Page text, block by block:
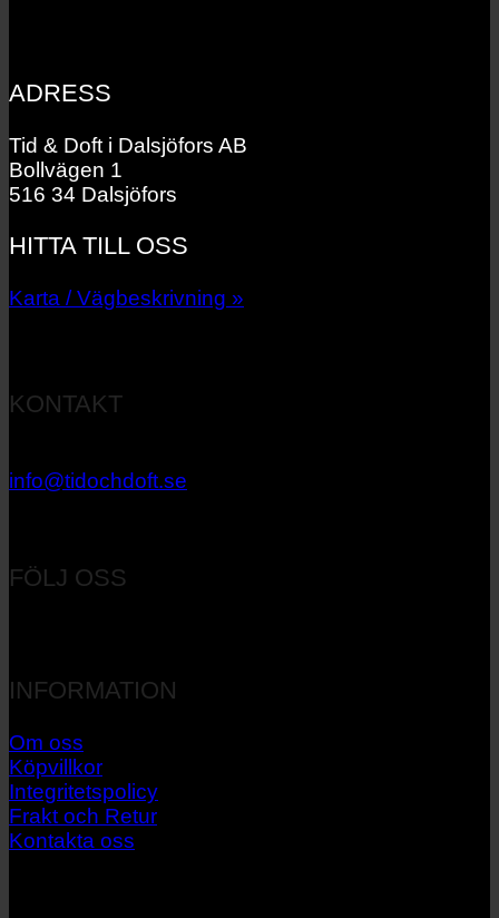
ADRESS
Tid & Doft i Dalsjöfors AB
Bollvägen 1
516 34 Dalsjöfors
HITTA TILL OSS
Karta / Vägbeskrivning »
KONTAKT
info@tidochdoft.se
FÖLJ OSS
INFORMATION
Om oss
Köpvillkor
Integritetspolicy
Frakt och Retur
Kontakta oss